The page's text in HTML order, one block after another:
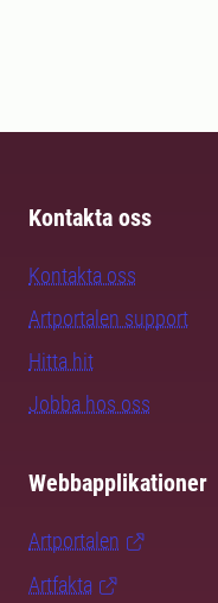
Kontakta oss
Kontakta oss
Artportalen support
Hitta hit
Jobba hos oss
Webbapplikationer
Artportalen
Artfakta